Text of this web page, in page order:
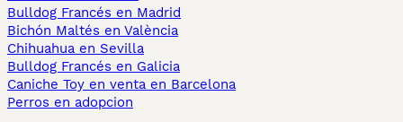
Bulldog Francés en Madrid
Bichón Maltés en València
Chihuahua en Sevilla
Bulldog Francés en Galicia
Caniche Toy en venta en Barcelona
Perros en adopcion